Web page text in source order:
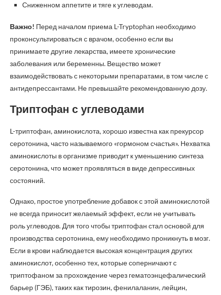
Сниженном аппетите и тяге к углеводам.
Важно! Перед началом приема L-Tryptophan необходимо
проконсультироваться с врачом, особенно если вы
принимаете другие лекарства, имеете хронические
заболевания или беременны. Вещество может
взаимодействовать с некоторыми препаратами, в том числе с
антидепрессантами. Не превышайте рекомендованную дозу.
Триптофан с углеводами
L-триптофан, аминокислота, хорошо известна как прекурсор
серотонина, часто называемого «гормоном счастья». Нехватка
аминокислоты в организме приводит к уменьшению синтеза
серотонина, что может проявляться в виде депрессивных
состояний.
Однако, простое употребление добавок с этой аминокислотой
не всегда приносит желаемый эффект, если не учитывать
роль углеводов. Для того чтобы триптофан стал основой для
производства серотонина, ему необходимо проникнуть в мозг.
Если в крови наблюдается высокая концентрация других
аминокислот, особенно тех, которые соперничают с
триптофаном за прохождение через гематоэнцефалический
барьер (ГЭБ), таких как тирозин, фенилаланин, лейцин,